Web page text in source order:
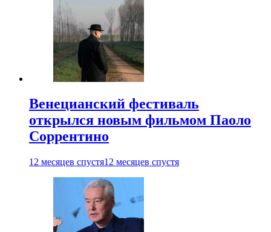
Венецианский фестиваль
открылся новым фильмом Паоло
Соррентино
12 месяцев спустя12 месяцев спустя